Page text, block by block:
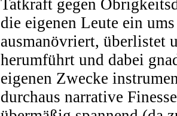
Tatkraft gegen
die eigenen Leute ein
ausmanövriert, überlistet
herumführt und dabei
eigenen Zwecke
durchaus narrative